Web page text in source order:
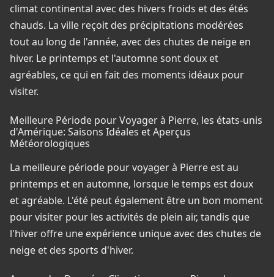
climat continental avec des hivers froids et des étés
chauds. La ville reçoit des précipitations modérées
tout au long de l'année, avec des chutes de neige en
hiver. Le printemps et l'automne sont doux et
agréables, ce qui en fait des moments idéaux pour
visiter.
Meilleure Période pour Voyager à Pierre, les états-unis
d'Amérique: Saisons Idéales et Aperçus
Météorologiques
La meilleure période pour voyager à Pierre est au
printemps et en automne, lorsque le temps est doux
et agréable. L'été peut également être un bon moment
pour visiter pour les activités de plein air, tandis que
l'hiver offre une expérience unique avec des chutes de
neige et des sports d'hiver.